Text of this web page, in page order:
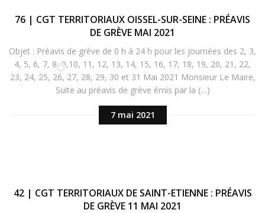
7 mai 2021
76 | CGT TERRITORIAUX OISSEL-SUR-SEINE : PRÉAVIS
DE GRÈVE MAI 2021
Objet : Préavis de grève de 0 h à 24 h pour les journées des 2, 3,
4, 5, 6, 7, 8, 9,10, 11, 12, 13, 14, 15, 16, 17, 18, 19, 20, 21, 22,
23, 24, 25, 26, 27, 28, 29, 30 et 31 Mai 2021 Monsieur Le Maire,
Suite au préavis de grève émis par la (…)
42 | CGT TERRITORIAUX DE SAINT-ETIENNE : PRÉAVIS
DE GRÈVE 11 MAI 2021